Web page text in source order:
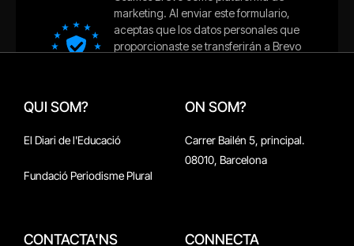
QUI SOM?
El Diari de l'Educació
Fundació Periodisme Plural
ON SOM?
Carrer Bailén 5, principal.
08010, Barcelona
CONTACTA'NS CONNECTA